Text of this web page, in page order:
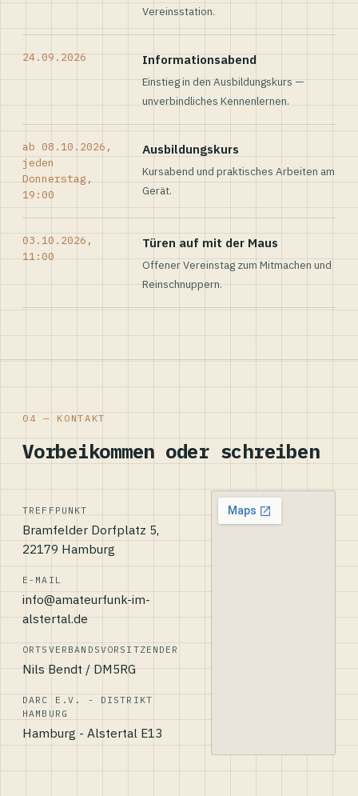
Vereinsstation.
24.09.2026 Informationsabend
Einstieg in den Ausbildungskurs —
unverbindliches Kennenlernen.
ab 08.10.2026,
jeden
Donnerstag,
19:00
Ausbildungskurs
Kursabend und praktisches Arbeiten am
Gerät.
03.10.2026,
11:00
Türen auf mit der Maus
Offener Vereinstag zum Mitmachen und
Reinschnuppern.
04 — KONTAKT
Vorbeikommen oder schreiben
TREFFPUNKT
Bramfelder Dorfplatz 5,
22179 Hamburg
E-MAIL
info@amateurfunk-im-
alstertal.de
ORTSVERBANDSVORSITZENDER
Nils Bendt / DM5RG
DARC E.V. - DISTRIKT
HAMBURG
Hamburg - Alstertal E13